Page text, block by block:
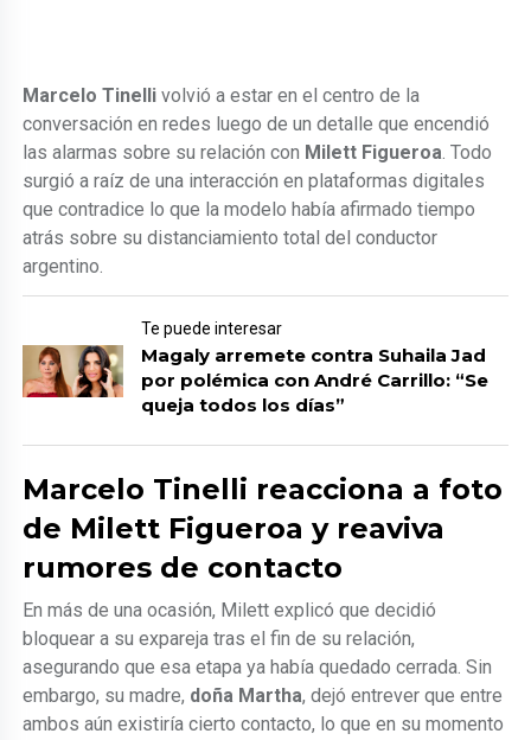
Marcelo Tinelli volvió a estar en el centro de la
conversación en redes luego de un detalle que encendió
las alarmas sobre su relación con Milett Figueroa. Todo
surgió a raíz de una interacción en plataformas digitales
que contradice lo que la modelo había afirmado tiempo
atrás sobre su distanciamiento total del conductor
argentino.
Te puede interesar
Magaly arremete contra Suhaila Jad
por polémica con André Carrillo: “Se
queja todos los días”
Marcelo Tinelli reacciona a foto
de Milett Figueroa y reaviva
rumores de contacto
En más de una ocasión, Milett explicó que decidió
bloquear a su expareja tras el fin de su relación,
asegurando que esa etapa ya había quedado cerrada. Sin
embargo, su madre, doña Martha, dejó entrever que entre
ambos aún existiría cierto contacto, lo que en su momento